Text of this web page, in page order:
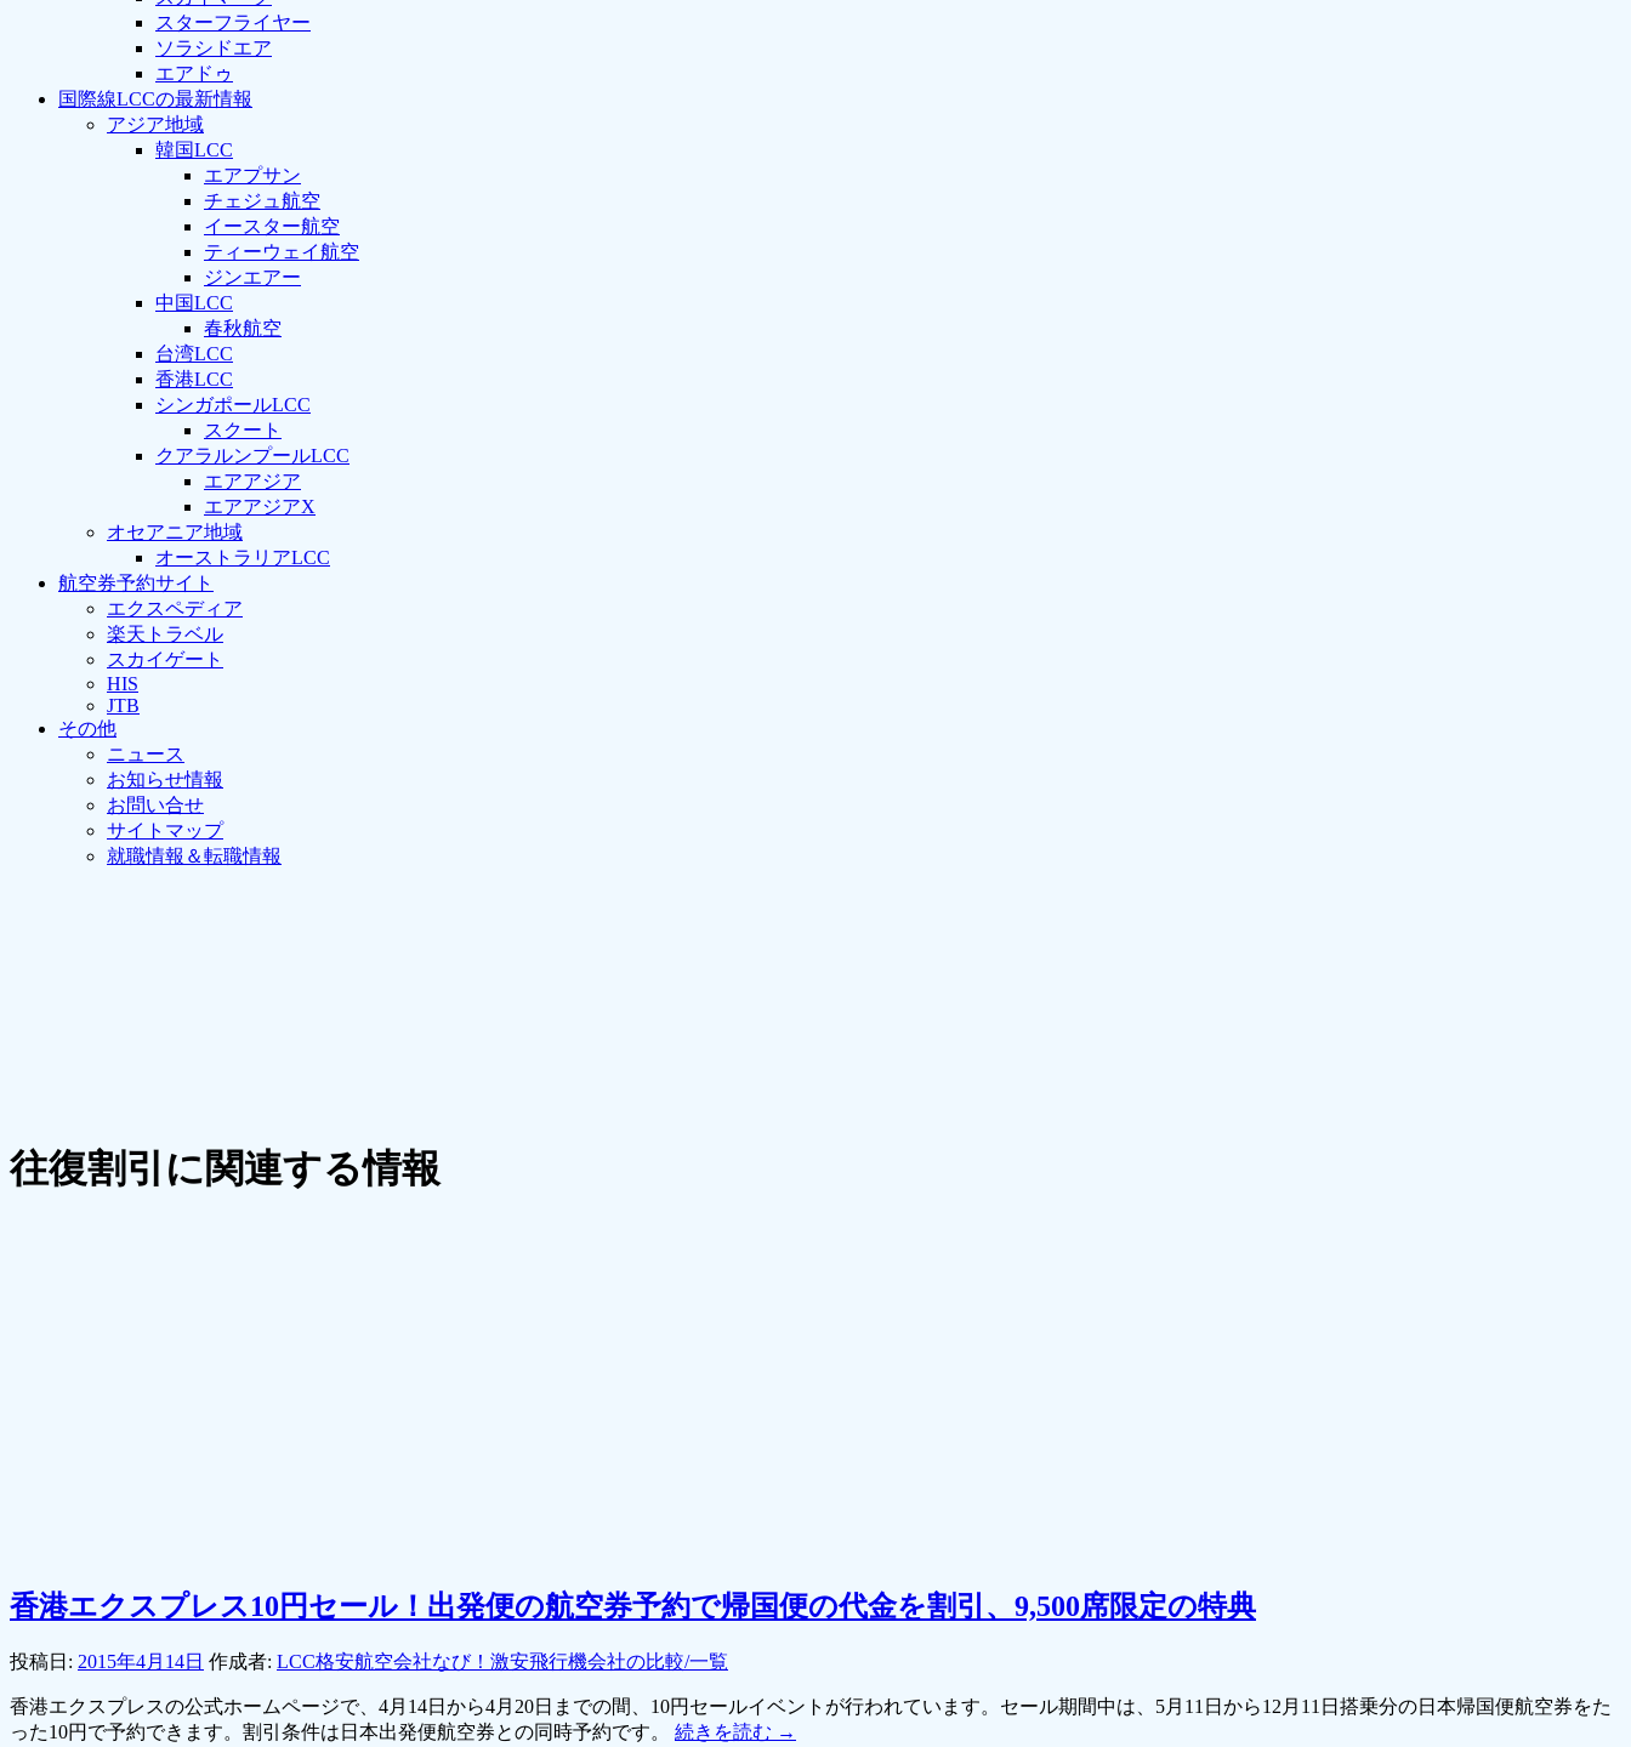
スターフライヤー
ソラシドエア
エアドゥ
国際線LCCの最新情報
アジア地域
韓国LCC
エアプサン
チェジュ航空
イースター航空
ティーウェイ航空
ジンエアー
中国LCC
春秋航空
台湾LCC
香港LCC
シンガポールLCC
スクート
クアラルンプールLCC
エアアジア
エアアジアX
オセアニア地域
オーストラリアLCC
航空券予約サイト
エクスペディア
楽天トラベル
スカイゲート
HIS
JTB
その他
ニュース
お知らせ情報
お問い合せ
サイトマップ
就職情報＆転職情報
往復割引に関連する情報
香港エクスプレス10円セール！出発便の航空券予約で帰国便の代金を割引、9,500席限定の特典
投稿日: 2015年4月14日 作成者: LCC格安航空会社なび！激安飛行機会社の比較/一覧
香港エクスプレスの公式ホームページで、4月14日から4月20日までの間、10円セールイベントが行われています。セール期間中は、5月11日から12月11日搭乗分の日本帰国便航空券をた
った10円で予約できます。割引条件は日本出発便航空券との同時予約です。 続きを読む →